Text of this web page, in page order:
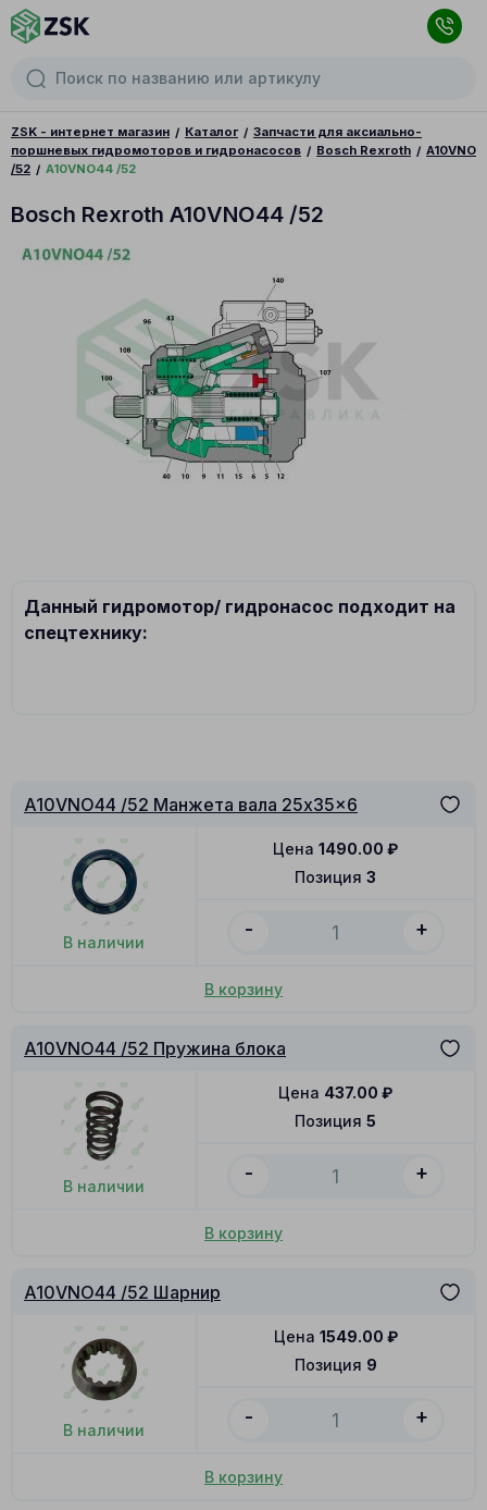
ZSK - интернет магазин Каталог
Запчасти для аксиально-
поршневых гидромоторов и гидронасосов
Bosch Rexroth
A10VNO
/52
A10VNO44 /52
Bosch Rexroth A10VNO44 /52
Данный гидромотор/ гидронасос подходит на
спецтехнику:
A10VNO44 /52 Манжета вала 25x35x6
В наличии
Позиция 3
Цена 1490.00 ₽
- +
В корзину
A10VNO44 /52 Пружина блока
В наличии
Позиция 5
Цена 437.00 ₽
- +
В корзину
A10VNO44 /52 Шарнир
В наличии
Позиция 9
Цена 1549.00 ₽
- +
В корзину